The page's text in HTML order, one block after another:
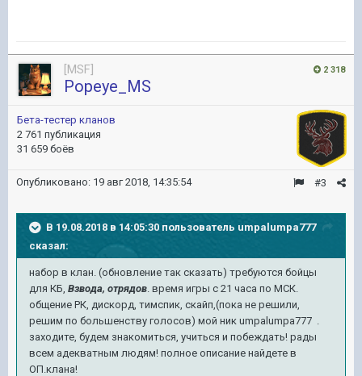
2 318
[MSF]
Popeye_MS
Бета-тестер кланов
2 761 публикация
31 659 боёв
#3
Опубликовано: 19 авг 2018, 14:35:54
В 19.08.2018 в 14:05:30 пользователь umpalumpa777
сказал:
набор в клан. (обновление так сказать) требуются бойцы
для КБ, Взвода, отрядов. время игры с 21 часа по МСК.
общение РК, дискорд, тимспик, скайп,(пока не решили,
решим по большенству голосов) мой ник umpalumpa777 .
заходите, будем знакомиться, учиться и побеждать! рады
всем адекватным людям! полное описание найдете в
ОП.клана!